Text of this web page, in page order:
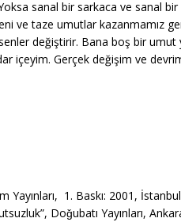
sanal bir sarkaca ve sanal
ve taze umutlar kazanmamız
değiştirir. Bana boş bir
içeyim. Gerçek değişim ve
1. Baskı: 2001,
Doǧubatı Yayınları,